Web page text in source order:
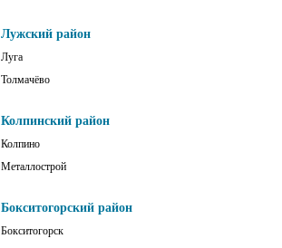
Лужский район
Луга
Толмачёво
Колпинский район
Колпино
Металлострой
Бокситогорский район
Бокситогорск